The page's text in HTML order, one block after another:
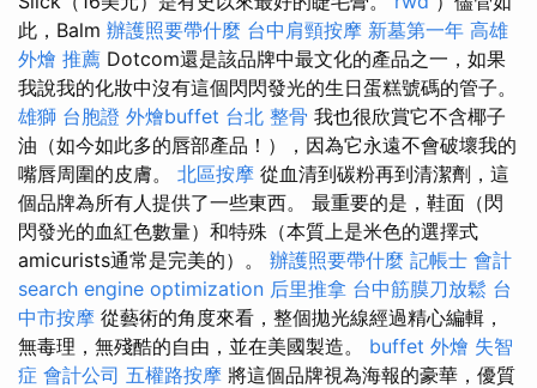
此，Balm 辦護照要帶什麼 台中肩頸按摩 新墓第一年 高雄
外燴 推薦 Dotcom還是該品牌中最文化的產品之一，如果
我說我的化妝中沒有這個閃閃發光的生日蛋糕號碼的管子。
雄獅 台胞證 外燴buffet 台北 整骨 我也很欣賞它不含椰子
油（如今如此多的唇部產品！），因為它永遠不會破壞我的
嘴唇周圍的皮膚。 北區按摩 從血清到碳粉再到清潔劑，這
個品牌為所有人提供了一些東西。 最重要的是，鞋面（閃
閃發光的血紅色數量）和特殊（本質上是米色的選擇式
amicurists通常是完美的）。 辦護照要帶什麼 記帳士 會計
search engine optimization 后里推拿 台中筋膜刀放鬆 台
中市按摩 從藝術的角度來看，整個拋光線經過精心編輯，
無毒理，無殘酷的自由，並在美國製造。 buffet 外燴 失智
症 會計公司 五權路按摩 將這個品牌視為海報的豪華，優質